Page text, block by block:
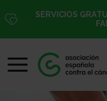
SERVICIOS